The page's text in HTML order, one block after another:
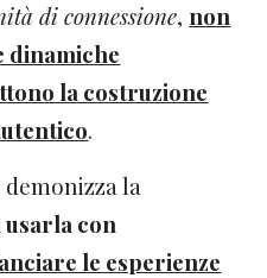
di connessione, non
dinamiche
la costruzione
.
la
usarla con
le esperienze